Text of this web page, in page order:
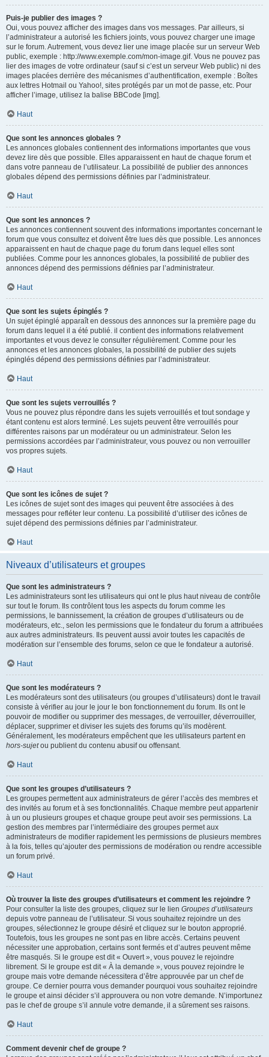
Puis-je publier des images ?
Oui, vous pouvez afficher des images dans vos messages. Par ailleurs, si
l’administrateur a autorisé les fichiers joints, vous pouvez charger une image
sur le forum. Autrement, vous devez lier une image placée sur un serveur Web
public, exemple : http://www.exemple.com/mon-image.gif. Vous ne pouvez pas
lier des images de votre ordinateur (sauf si c’est un serveur Web public) ni des
images placées derrière des mécanismes d’authentification, exemple : Boîtes
aux lettres Hotmail ou Yahoo!, sites protégés par un mot de passe, etc. Pour
afficher l’image, utilisez la balise BBCode [img].
Haut
Que sont les annonces globales ?
Les annonces globales contiennent des informations importantes que vous
devez lire dès que possible. Elles apparaissent en haut de chaque forum et
dans votre panneau de l’utilisateur. La possibilité de publier des annonces
globales dépend des permissions définies par l’administrateur.
Haut
Que sont les annonces ?
Les annonces contiennent souvent des informations importantes concernant le
forum que vous consultez et doivent être lues dès que possible. Les annonces
apparaissent en haut de chaque page du forum dans lequel elles sont
publiées. Comme pour les annonces globales, la possibilité de publier des
annonces dépend des permissions définies par l’administrateur.
Haut
Que sont les sujets épinglés ?
Un sujet épinglé apparaît en dessous des annonces sur la première page du
forum dans lequel il a été publié. il contient des informations relativement
importantes et vous devez le consulter régulièrement. Comme pour les
annonces et les annonces globales, la possibilité de publier des sujets
épinglés dépend des permissions définies par l’administrateur.
Haut
Que sont les sujets verrouillés ?
Vous ne pouvez plus répondre dans les sujets verrouillés et tout sondage y
étant contenu est alors terminé. Les sujets peuvent être verrouillés pour
différentes raisons par un modérateur ou un administrateur. Selon les
permissions accordées par l’administrateur, vous pouvez ou non verrouiller
vos propres sujets.
Haut
Que sont les icônes de sujet ?
Les icônes de sujet sont des images qui peuvent être associées à des
messages pour refléter leur contenu. La possibilité d’utiliser des icônes de
sujet dépend des permissions définies par l’administrateur.
Haut
Niveaux d’utilisateurs et groupes
Que sont les administrateurs ?
Les administrateurs sont les utilisateurs qui ont le plus haut niveau de contrôle
sur tout le forum. Ils contrôlent tous les aspects du forum comme les
permissions, le bannissement, la création de groupes d’utilisateurs ou de
modérateurs, etc., selon les permissions que le fondateur du forum a attribuées
aux autres administrateurs. Ils peuvent aussi avoir toutes les capacités de
modération sur l’ensemble des forums, selon ce que le fondateur a autorisé.
Haut
Que sont les modérateurs ?
Les modérateurs sont des utilisateurs (ou groupes d’utilisateurs) dont le travail
consiste à vérifier au jour le jour le bon fonctionnement du forum. Ils ont le
pouvoir de modifier ou supprimer des messages, de verrouiller, déverrouiller,
déplacer, supprimer et diviser les sujets des forums qu’ils modèrent.
Généralement, les modérateurs empêchent que les utilisateurs partent en
hors-sujetou publient du contenu abusif ou offensant.
Haut
Que sont les groupes d’utilisateurs ?
Les groupes permettent aux administrateurs de gérer l’accès des membres et
des invités au forum et à ses fonctionnalités. Chaque membre peut appartenir
à un ou plusieurs groupes et chaque groupe peut avoir ses permissions. La
gestion des membres par l’intermédiaire des groupes permet aux
administrateurs de modifier rapidement les permissions de plusieurs membres
à la fois, telles qu’ajouter des permissions de modération ou rendre accessible
un forum privé.
Haut
Où trouver la liste des groupes d’utilisateurs et comment les rejoindre ?
Pour consulter la liste des groupes, cliquez sur le lien Groupes d’utilisateurs
depuis votre panneau de l’utilisateur. Si vous souhaitez rejoindre un des
groupes, sélectionnez le groupe désiré et cliquez sur le bouton approprié.
Toutefois, tous les groupes ne sont pas en libre accès. Certains peuvent
nécessiter une approbation, certains sont fermés et d’autres peuvent même
être masqués. Si le groupe est dit « Ouvert », vous pouvez le rejoindre
librement. Si le groupe est dit « À la demande », vous pouvez rejoindre le
groupe mais votre demande nécessitera d’être approuvée par un chef de
groupe. Ce dernier pourra vous demander pourquoi vous souhaitez rejoindre
le groupe et ainsi décider s’il approuvera ou non votre demande. N’importunez
pas le chef de groupe s’il annule votre demande, il a sûrement ses raisons.
Haut
Comment devenir chef de groupe ?